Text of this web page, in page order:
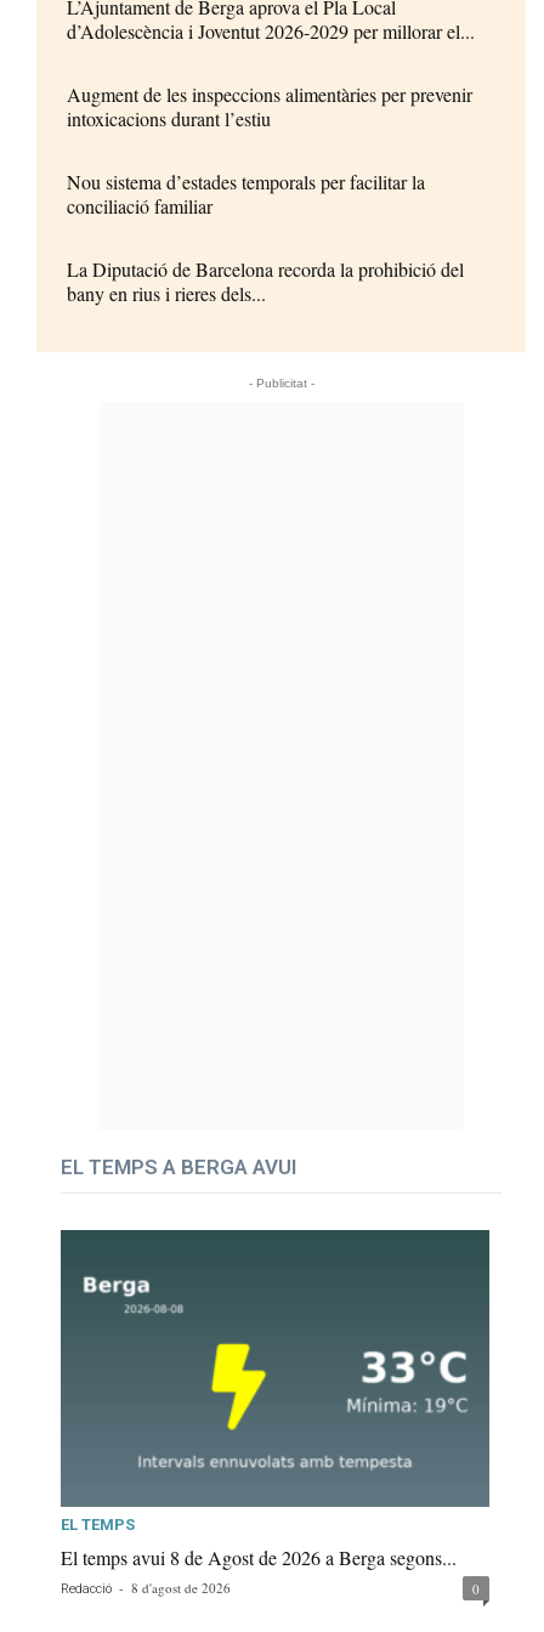
L’Ajuntament de Berga aprova el Pla Local
d’Adolescència i Joventut 2026-2029 per millorar el...
Augment de les inspeccions alimentàries per prevenir
intoxicacions durant l’estiu
Nou sistema d’estades temporals per facilitar la
conciliació familiar
La Diputació de Barcelona recorda la prohibició del
bany en rius i rieres dels...
- Publicitat -
EL TEMPS A BERGA AVUI
EL TEMPS
El temps avui 8 de Agost de 2026 a Berga segons...
Redacció - 8 d'agost de 2026 0